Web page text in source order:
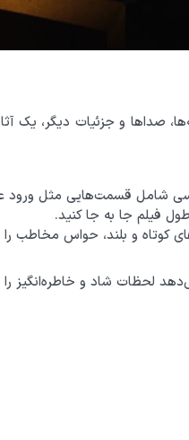
و جزئیات دیگر، یک
شامل قسمت‌هایی مثل
فیلم جا به جا کنید.
و بلند، حواس مخاطب را
لحظات شاد و خاطره‌انگیز